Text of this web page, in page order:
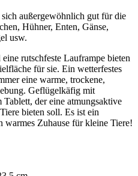
außergewöhnlich gut für die
Hühner, Enten, Gänse,
usw.
rutschfeste Lauframpe bieten
für sie. Ein wetterfestes
eine warme, trockene,
Geflügelkäfig mit
Tablett, der eine atmungsaktive
bieten soll. Es ist ein
warmes Zuhause für kleine Tiere!